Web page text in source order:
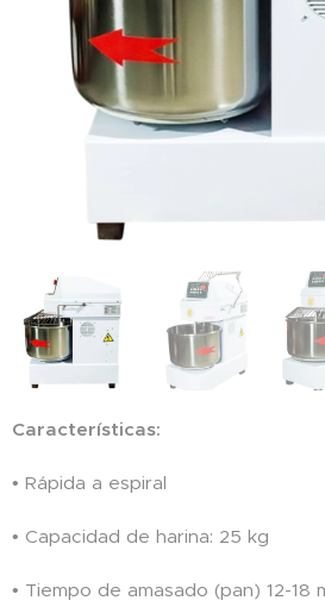
Características:
• Rápida a espiral
• Capacidad de harina: 25 kg
• Tiempo de amasado (pan) 12-18